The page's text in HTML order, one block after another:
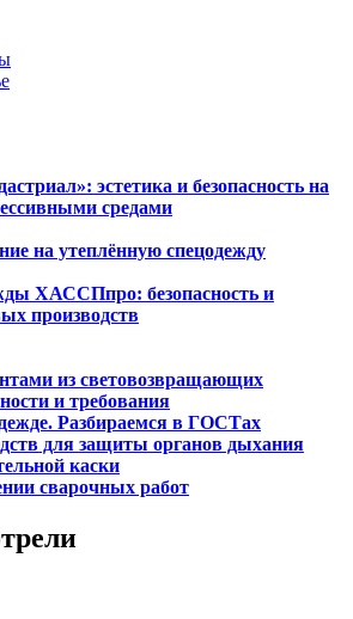
эстетика и безопасность на
средами
на утеплённую спецодежду
ХАССПпро: безопасность и
производств
из световозвращающих
и требования
Разбираемся в ГОСТах
для защиты органов дыхания
каски
сварочных работ